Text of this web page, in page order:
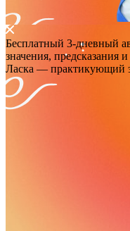
Бесплатный 3-дневный
значения, предсказания
Ласка — практикующий